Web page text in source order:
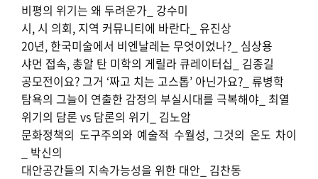
비평의 위기는 왜 두려운가_ 강수미
시, 시 의회, 지역 커뮤니티에 바란다_ 유진상
20년, 한국미술에서 비엔날레는 무엇이었나?_ 심상용
샤먼 접속, 총알 탄 미학의 게릴라 큐레이터십_ 김종길
공모전이요? 그거 ‘짜고 치는 고스톱’ 아닌가요?_ 류병학
탐욕의 그늘이 연출한 감정의 부실시대를 극복해야_ 최열
위기의 담론 vs 담론의 위기_ 김노암
문화정책의 도구주의와 예술적 수월성, 그것의 온도 차이
_ 박신의
대안공간들의 지속가능성을 위한 대안_ 김찬동